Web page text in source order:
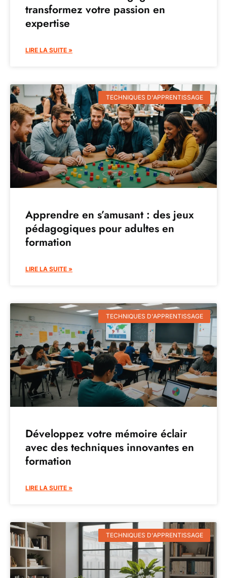
transformez votre passion en
expertise
LIRE LA SUITE »
TECHNIQUES D'APPRENTISSAGE
Apprendre en s’amusant : des jeux
pédagogiques pour adultes en
formation
LIRE LA SUITE »
TECHNIQUES D'APPRENTISSAGE
Développez votre mémoire éclair
avec des techniques innovantes en
formation
LIRE LA SUITE »
TECHNIQUES D'APPRENTISSAGE